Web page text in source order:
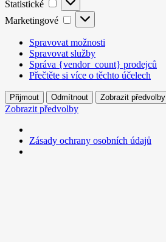
Statistické
Marketingové Marketingové
Spravovat možnosti
Spravovat služby
Správa {vendor_count} prodejců
Přečtěte si více o těchto účelech
Přijmout Odmítnout Zobrazit předvolby
Zobrazit předvolby
Zásady ochrany osobních údajů